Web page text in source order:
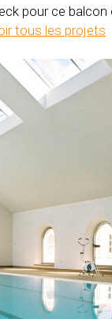
pour ce balcon
tous les projets